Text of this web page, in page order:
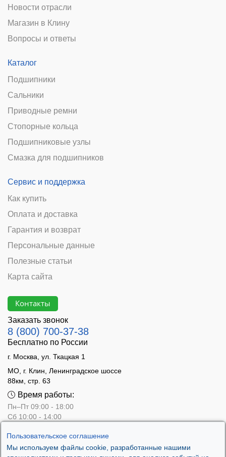
Пользовательское соглашение
Мы используем файлы cookie, разработанные нашими
Новости отрасли
Магазин в Клину
Вопросы и ответы
Каталог
Подшипники
Сальники
Приводные ремни
Стопорные кольца
Подшипниковые узлы
Смазка для подшипников
Сервис и поддержка
Как купить
Оплата и доставка
Гарантия и возврат
Персональные данные
Полезные статьи
Карта сайта
Контакты
Заказать звонок
8 (800) 700-37-38
Бесплатно по России
г. Москва, ул. Ткацкая 1
МО, г. Клин, Ленинградское шоссе
88км, стр. 63
Время работы:
Пн–Пт 09:00 - 18:00
Сб 10:00 - 14:00